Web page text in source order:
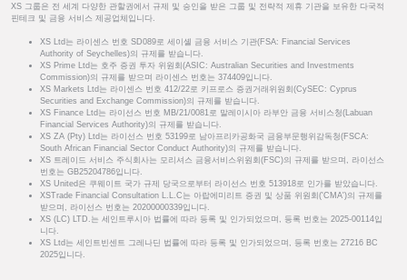
XS 그룹은 전 세계 다양한 관할권에서 규제 및 승인을 받은 그룹 및 전략적 제휴 기관을 보유한 다국적
핀테크 및 금융 서비스 제공업체입니다.
XS Ltd는 라이센스 번호 SD089로 세이셸 금융 서비스 기관(FSA: Financial Services
Authority of Seychelles)의 규제를 받습니다.
XS Prime Ltd는 호주 증권 투자 위원회(ASIC: Australian Securities and Investments
Commission)의 규제를 받으며 라이센스 번호는 374409입니다.
XS Markets Ltd는 라이센스 번호 412/22로 키프로스 증권거래위원회(CySEC: Cyprus
Securities and Exchange Commission)의 규제를 받습니다.
XS Finance Ltd는 라이선스 번호 MB/21/0081로 말레이시아 라부안 금융 서비스청(Labuan
Financial Services Authority)의 규제를 받습니다.
XS ZA (Pty) Ltd는 라이선스 번호 53199로 남아프리카공화국 금융부문행위감독청(FSCA:
South African Financial Sector Conduct Authority)의 규제를 받습니다.
XS 트레이드 서비스 주식회사는 모리셔스 금융서비스위원회(FSC)의 규제를 받으며, 라이선스
번호는 GB25204786입니다.
XS United은 쿠웨이트 국가 규제 당국으로부터 라이선스 번호 513918로 인가를 받았습니다.
XSTrade Financial Consultation L.L.C는 아랍에미리트 증권 및 상품 위원회('CMA')의 규제를
받으며, 라이선스 번호는 20200000339입니다.
XS (LC) LTD.는 세인트루시아 법률에 따라 등록 및 인가되었으며, 등록 번호는 2025-00114입
니다.
XS Ltd는 세인트빈센트 그레나딘 법률에 따라 등록 및 인가되었으며, 등록 번호는 27216 BC
2025입니다.